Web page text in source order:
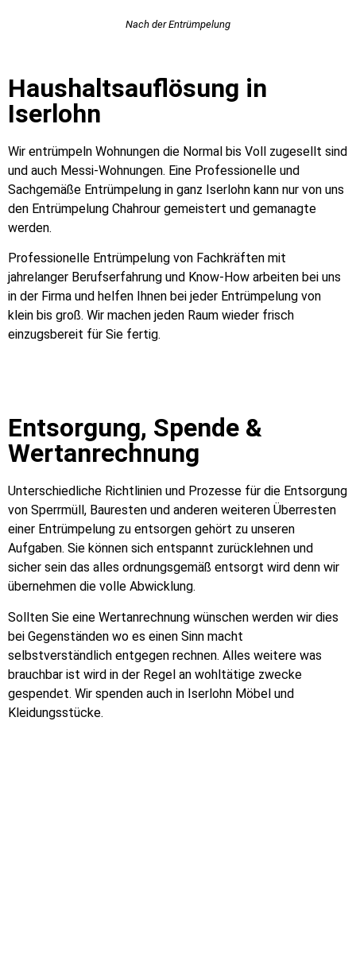
Nach der Entrümpelung
Haushaltsauflösung in
Iserlohn
Wir entrümpeln Wohnungen die Normal bis Voll zugesellt sind
und auch Messi-Wohnungen. Eine Professionelle und
Sachgemäße Entrümpelung in ganz Iserlohn kann nur von uns
den Entrümpelung Chahrour gemeistert und gemanagte
werden.
Professionelle Entrümpelung von Fachkräften mit
jahrelanger Berufserfahrung und Know-How arbeiten bei uns
in der Firma und helfen Ihnen bei jeder Entrümpelung von
klein bis groß. Wir machen jeden Raum wieder frisch
einzugsbereit für Sie fertig.
Entsorgung, Spende &
Wertanrechnung
Unterschiedliche Richtlinien und Prozesse für die Entsorgung
von Sperrmüll, Bauresten und anderen weiteren Überresten
einer Entrümpelung zu entsorgen gehört zu unseren
Aufgaben. Sie können sich entspannt zurücklehnen und
sicher sein das alles ordnungsgemäß entsorgt wird denn wir
übernehmen die volle Abwicklung.
Sollten Sie eine Wertanrechnung wünschen werden wir dies
bei Gegenständen wo es einen Sinn macht
selbstverständlich entgegen rechnen. Alles weitere was
brauchbar ist wird in der Regel an wohltätige zwecke
gespendet. Wir spenden auch in Iserlohn Möbel und
Kleidungsstücke.